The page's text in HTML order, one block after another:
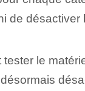
de
le